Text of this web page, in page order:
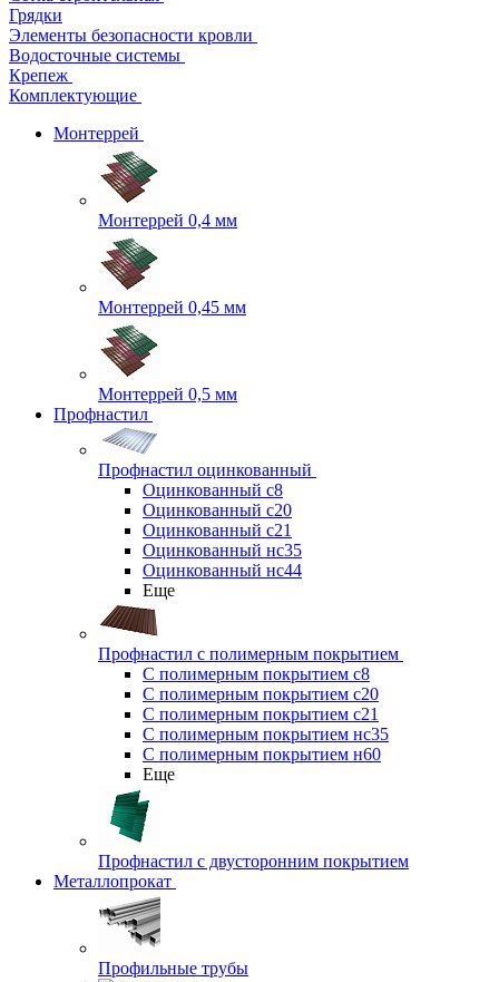
Грядки
Элементы безопасности кровли
Водосточные системы
Крепеж
Комплектующие
Монтеррей
Монтеррей 0,4 мм
Монтеррей 0,45 мм
Монтеррей 0,5 мм
Профнастил
Профнастил оцинкованный
Оцинкованный с8
Оцинкованный с20
Оцинкованный с21
Оцинкованный нс35
Оцинкованный нс44
Еще
Профнастил с полимерным покрытием
С полимерным покрытием с8
С полимерным покрытием с20
С полимерным покрытием с21
С полимерным покрытием нс35
С полимерным покрытием н60
Еще
Профнастил с двусторонним покрытием
Металлопрокат
Профильные трубы